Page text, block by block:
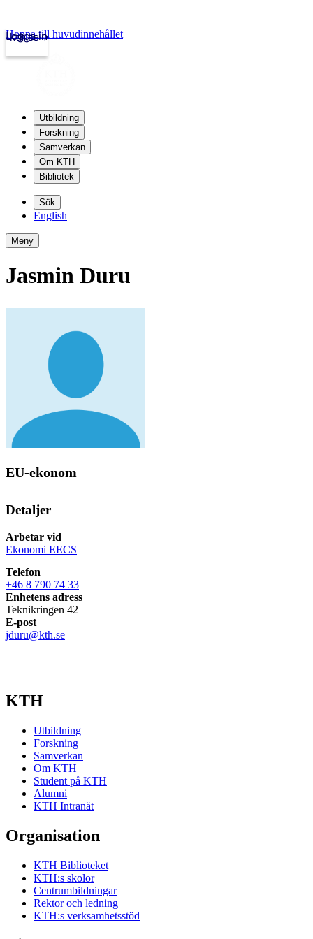
kth.se
Logga in
Hoppa till huvudinnehållet
Utbildning
Forskning
Samverkan
Om KTH
Bibliotek
Sök
English
Meny
Jasmin Duru
EU-ekonom
Detaljer
Arbetar vid
Ekonomi EECS
Telefon
+46 8 790 74 33
Enhetens adress
Teknikringen 42
E-post
jduru@kth.se
KTH
Utbildning
Forskning
Samverkan
Om KTH
Student på KTH
Alumni
KTH Intranät
Organisation
KTH Biblioteket
KTH:s skolor
Centrumbildningar
Rektor och ledning
KTH:s verksamhetsstöd